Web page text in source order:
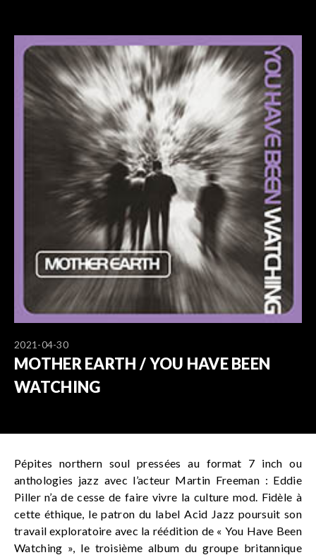
2021-04-30
MOTHER EARTH / YOU HAVE BEEN
WATCHING
Pépites northern soul pressées au format 7 inch ou
anthologies jazz avec l’acteur Martin Freeman : Eddie
Piller n’a de cesse de faire vivre la culture mod. Fidèle à
cette éthique, le patron du label Acid Jazz poursuit son
travail exploratoire avec la réédition de « You Have Been
Watching », le troisième album du groupe britannique